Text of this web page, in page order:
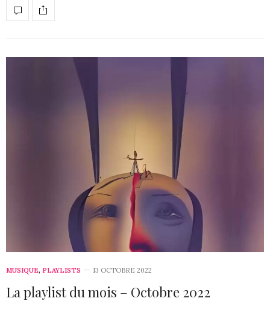
MUSIQUE, PLAYLISTS 13 OCTOBRE 2022
La playlist du mois – Octobre 2022